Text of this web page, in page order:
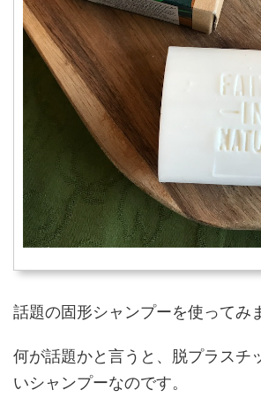
話題の固形シャンプーを使ってみ
何が話題かと言うと、脱プラスチ
いシャンプーなのです。